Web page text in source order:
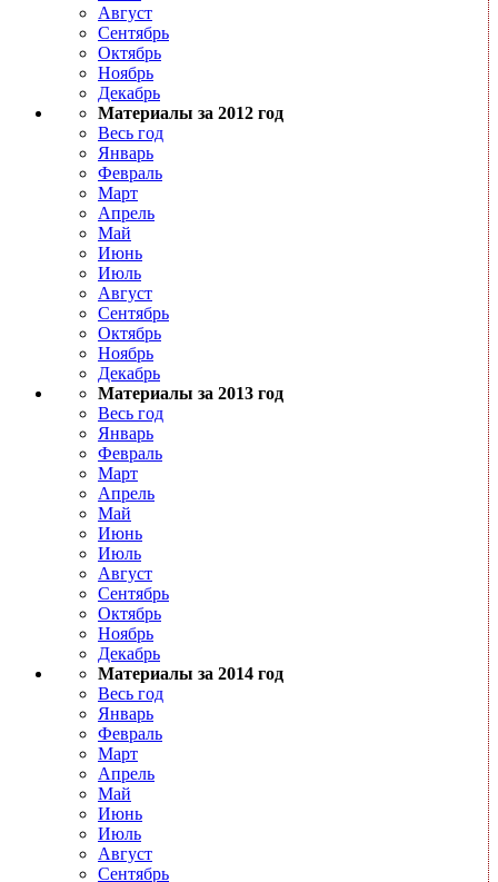
Август
Сентябрь
Октябрь
Ноябрь
Декабрь
Материалы за 2012 год
Весь год
Январь
Февраль
Март
Апрель
Май
Июнь
Июль
Август
Сентябрь
Октябрь
Ноябрь
Декабрь
Материалы за 2013 год
Весь год
Январь
Февраль
Март
Апрель
Май
Июнь
Июль
Август
Сентябрь
Октябрь
Ноябрь
Декабрь
Материалы за 2014 год
Весь год
Январь
Февраль
Март
Апрель
Май
Июнь
Июль
Август
Сентябрь